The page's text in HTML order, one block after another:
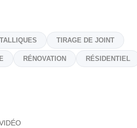
TIRAGE DE JOINT
RÉNOVATION RÉSIDENTIEL